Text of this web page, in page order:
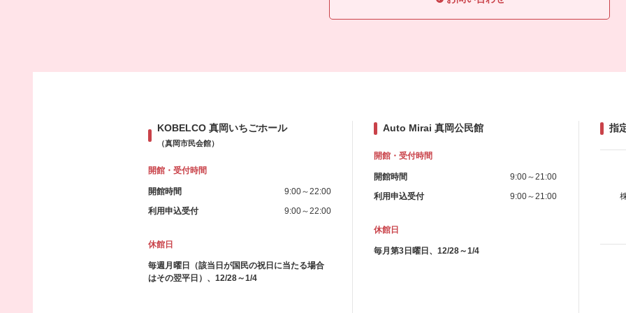
KOBELCO 真岡いちごホール
（真岡市民会館）
開館・受付時間
開館時間
9:00～22:00
利用申込受付
9:00～22:00
休館日
毎週月曜日（該当日が国民の祝日に当たる場合
はその翌平日）、12/28～1/4
Auto Mirai 真岡公民館
開館・受付時間
開館時間
9:00～21:00
利用申込受付
9:00～21:00
休館日
毎月第3日曜日、12/28～1/4
指